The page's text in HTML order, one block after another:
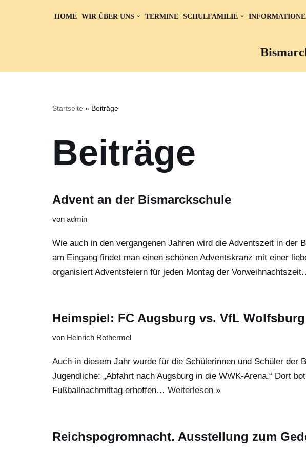
HOME WIR ÜBER UNS TERMINE SCHULFAMILIE
Startseite » Beiträge
Beiträge
Advent an der Bismarckschule
von admin
Wie auch in den vergangenen Jahren wird die Adventszeit in
am Eingang findet man einen schönen Adventskranz mit einer
organisiert Adventsfeiern für jeden Montag der
Heimspiel: FC Augsburg vs. VfL Wolfsburg
von Heinrich Rothermel
Auch in diesem Jahr wurde für die Schülerinnen und Schüler
Jugendliche: „Abfahrt nach Augsburg in die WWK-Arena.“ Dort
Fußballnachmittag erhoffen… Weiterlesen »
Reichspogromnacht. Ausstellung zum